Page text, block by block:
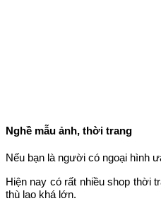
Nghề mẫu ảnh, thời trang
Nếu bạn là người có ngoại hình
Hiện nay có rất nhiều shop thời
thù lao khá lớn.